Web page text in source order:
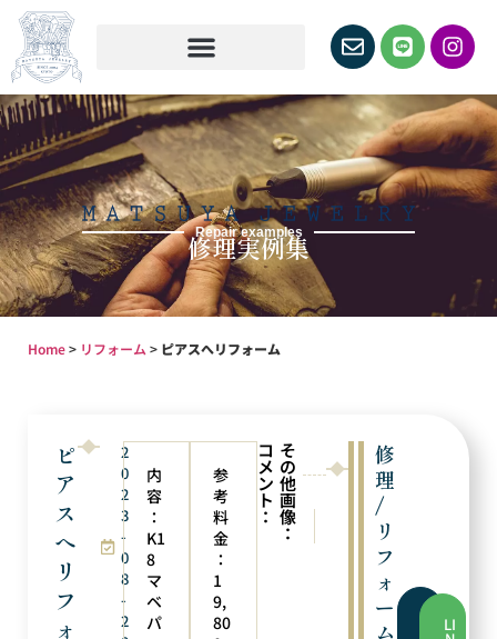
Repair examples
修理実例集
Home> リフォーム > ピアスへリフォーム
ピ
ア
ス
へ
リ
フ
ォ
2
0
2
3
-
0
8
-
2
内
容
：
K1
8
マ
ベ
パ
参
考
料
金
：
1
9,
80
コ
メ
ン
ト
：
そ
の
他
画
像
： ブレスレット加工
チェーンを溶接
修
理
/
リ
フ
ォ
ー
ム
フ LI